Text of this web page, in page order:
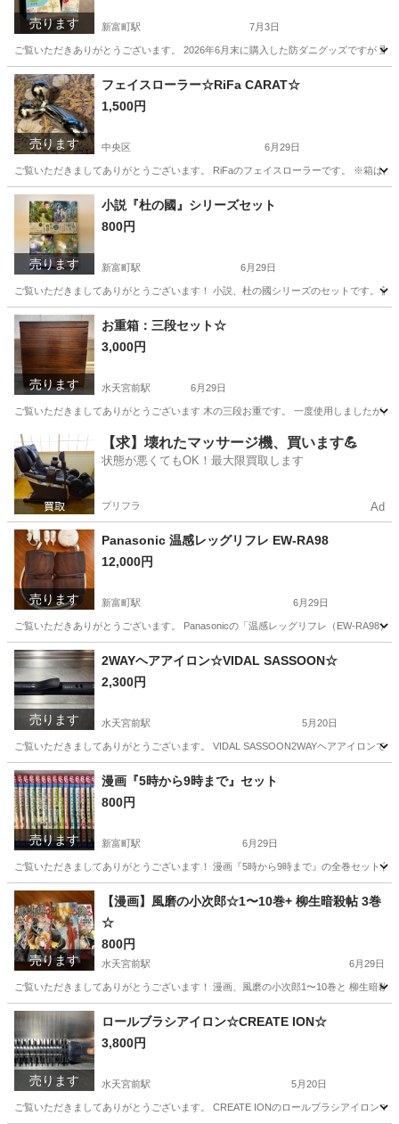
売ります 新富町駅 7月3日
ご覧いただきありがとうございます。 2026年6月末に購入した防ダニグッズですが
東京 中央区 新富町駅 洗濯用品
売ります
フェイスローラー☆RiFa CARAT☆
1,500円
中央区 6月29日
ご覧いただきましてありがとうございます。 RiFaのフェイスローラーです。 ※箱は
東京 中央区 その他 ローラー
売ります
小説『杜の國』シリーズセット
800円
新富町駅 6月29日
ご覧いただきましてありがとうございます！ 小説、杜の國シリーズのセットです。
東京 中央区 新富町駅 文芸 小説
売ります
お重箱：三段セット☆
3,000円
水天宮前駅 6月29日
ご覧いただきましてありがとうございます 木の三段お重です。 一度使用しましたが
東京 中央区 水天宮前駅 食器 おせち
【求】壊れたマッサージ機、買います💪
状態が悪くてもOK！最大限買取します
プリフラ Ad
売ります
Panasonic 温感レッグリフレ EW-RA98
12,000円
新富町駅 6月29日
ご覧いただきありがとうございます。 Panasonicの「温感レッグリフレ（EW-RA98
東京 中央区 美容家電
売ります
2WAYヘアアイロン☆VIDAL SASSOON☆
2,300円
水天宮前駅 5月20日
ご覧いただきましてありがとうございます。 VIDAL SASSOON2WAYヘアアイロン
東京 中央区 水天宮前駅 美容家電 ヘアアイロン
売ります
漫画『5時から9時まで』セット
800円
新富町駅 6月29日
ご覧いただきましてありがとうございます！ 漫画『5時から9時まで』の全巻セット
東京 中央区 新富町駅 マンガ、コミック、アニメ 漫画
売ります
【漫画】風磨の小次郎☆1〜10巻+ 柳生暗殺帖 3巻
☆
800円
水天宮前駅 6月29日
ご覧いただきましてありがとうございます！ 漫画、風磨の小次郎1〜10巻と 柳生暗
東京 中央区 水天宮前駅 その他
売ります
ロールブラシアイロン☆CREATE ION☆
3,800円
水天宮前駅 5月20日
ご覧いただきましてありがとうございます。 CREATE IONのロールブラシアイロン